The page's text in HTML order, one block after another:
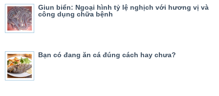
Giun biển: Ngoại hình tỷ lệ nghịch với hương vị và
công dụng chữa bệnh
Bạn có đang ăn cá đúng cách hay chưa?